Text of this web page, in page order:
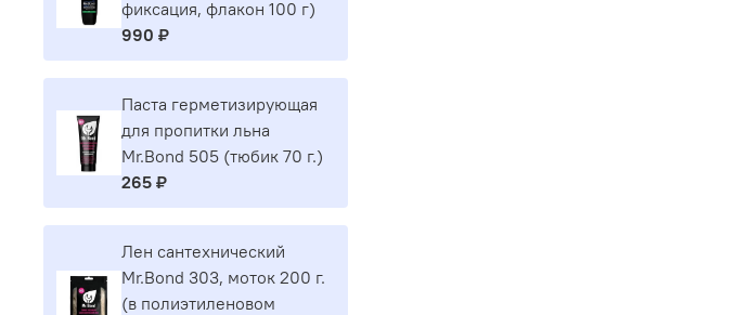
фиксация, флакон 100 г)
990 ₽
Паста герметизирующая
для пропитки льна
Mr.Bond 505 (тюбик 70 г.)
265 ₽
Лен сантехнический
Mr.Bond 303, моток 200 г.
(в полиэтиленовом